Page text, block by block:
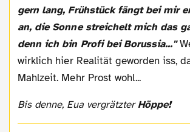
gern lang, Frühstück fängt bei mir
an, die Sonne streichelt mich das
denn ich bin Profi bei Borussia..."
wirklich hier Realität geworden iss,
Mahlzeit. Mehr Prost wohl...
Bis denne, Eua vergrätzterHöppe!